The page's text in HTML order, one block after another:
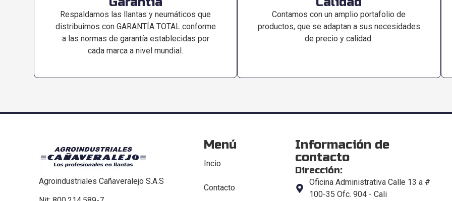
Respaldamos las llantas y neumáticos que
distribuimos con GARANTÍA TOTAL conforme
a las normas de garantía establecidas por
cada marca a nivel mundial.
Contamos con un amplio portafolio de
productos, que se adaptan a sus necesidades
de precio y calidad.
Agroindustriales Cañaveralejo S.A.S
Menú
Incio
Contacto
Información de
contacto
Dirección:
Oficina Administrativa Calle 13 a #
100-35 Ofc. 904 - Cali